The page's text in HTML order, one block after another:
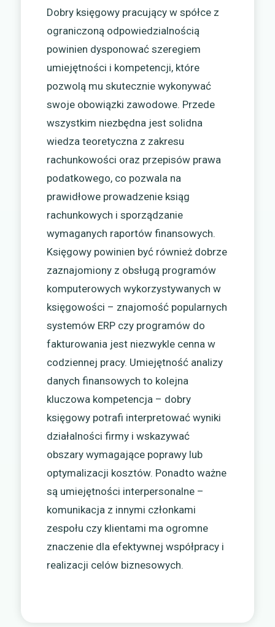
Dobry księgowy pracujący w spółce z
ograniczoną odpowiedzialnością
powinien dysponować szeregiem
umiejętności i kompetencji, które
pozwolą mu skutecznie wykonywać
swoje obowiązki zawodowe. Przede
wszystkim niezbędna jest solidna
wiedza teoretyczna z zakresu
rachunkowości oraz przepisów prawa
podatkowego, co pozwala na
prawidłowe prowadzenie ksiąg
rachunkowych i sporządzanie
wymaganych raportów finansowych.
Księgowy powinien być również dobrze
zaznajomiony z obsługą programów
komputerowych wykorzystywanych w
księgowości – znajomość popularnych
systemów ERP czy programów do
fakturowania jest niezwykle cenna w
codziennej pracy. Umiejętność analizy
danych finansowych to kolejna
kluczowa kompetencja – dobry
księgowy potrafi interpretować wyniki
działalności firmy i wskazywać
obszary wymagające poprawy lub
optymalizacji kosztów. Ponadto ważne
są umiejętności interpersonalne –
komunikacja z innymi członkami
zespołu czy klientami ma ogromne
znaczenie dla efektywnej współpracy i
realizacji celów biznesowych.